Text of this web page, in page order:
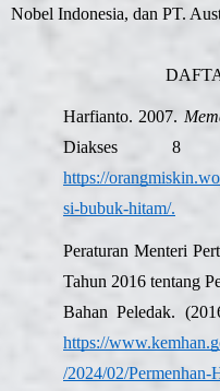
Nobel Indonesia, dan PT.
Harfianto. 2007.
Diakses 8
https://
si-bubuk-hitam/.
Peraturan Menteri
Tahun 2016 tentang
Bahan Peledak.
https://
/2024/02/